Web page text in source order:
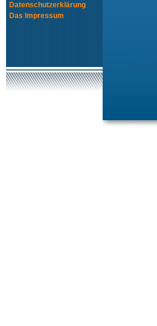
Datenschutzerklärung
Das Impressum